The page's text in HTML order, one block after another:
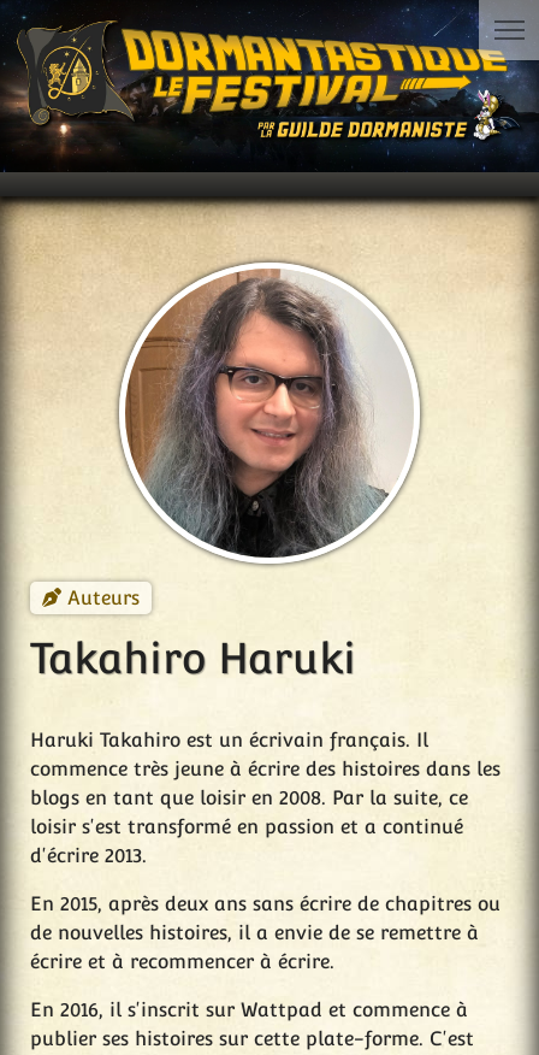
Auteurs
Takahiro Haruki
Haruki Takahiro est un écrivain français. Il
commence très jeune à écrire des histoires dans les
blogs en tant que loisir en 2008. Par la suite, ce
loisir s'est transformé en passion et a continué
d'écrire 2013.
En 2015, après deux ans sans écrire de chapitres ou
de nouvelles histoires, il a envie de se remettre à
écrire et à recommencer à écrire.
En 2016, il s'inscrit sur Wattpad et commence à
publier ses histoires sur cette plate-forme. C'est